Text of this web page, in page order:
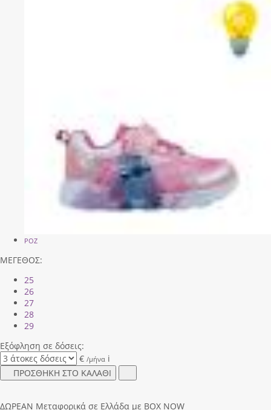
ΡΟΖ
ΜΕΓΕΘΟΣ:
25
26
27
28
29
Εξόφληση σε δόσεις:
€ /μήνα i
ΠΡΟΣΘΗΚΗ ΣΤΟ ΚΑΛΑΘΙ
ΔΩΡΕΑΝ Μεταφορικά σε Ελλάδα με BOX NOW